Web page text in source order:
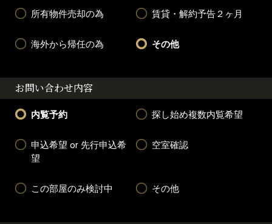
所有物件売却の為 賃貸・解約予告２ヶ月
海外から帰任の為 その他
お問い合わせ内容
内覧予約 探し始め複数内覧希望
申込希望 or 先行申込希
望
空室確認
この部屋のみ検討中 その他